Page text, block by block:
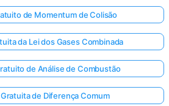
de Momentum de Colisão
da Lei dos Gases Combinada
de Análise de Combustão
de Diferença Comum